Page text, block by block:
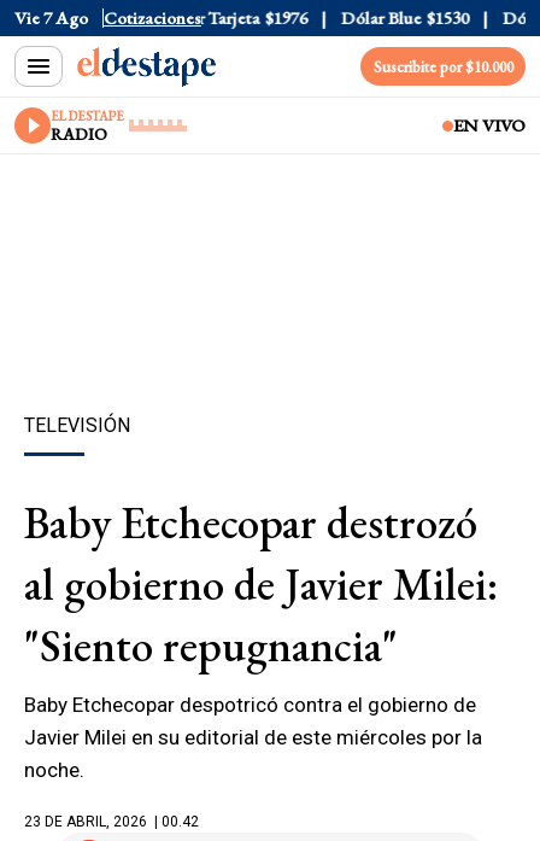
Vie 7 Ago Cotizaciones
$1520 Dólar Tarjeta $1976 Dólar Blue $1530 Dólar
Suscribite por $10.000
EL DESTAPE
RADIO EN VIVO
TELEVISIÓN
Baby Etchecopar destrozó
al gobierno de Javier Milei:
"Siento repugnancia"
Baby Etchecopar despotricó contra el gobierno de
Javier Milei en su editorial de este miércoles por la
noche.
23 DE ABRIL, 2026 | 00.42